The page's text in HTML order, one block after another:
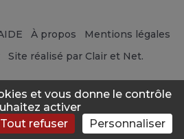
Consulter Forum News
À propos
Mentions légales
Site réalisé par Clair et Net.
et vous donne le contrôle
activer
Tout refuser Personnaliser